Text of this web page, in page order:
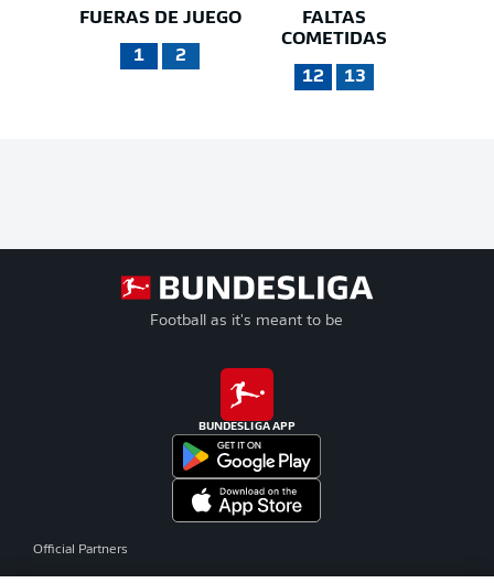
FUERAS DE JUEGO
1 2
FALTAS
COMETIDAS
12 13
Football as it's meant to be
BUNDESLIGA APP
Official Partners